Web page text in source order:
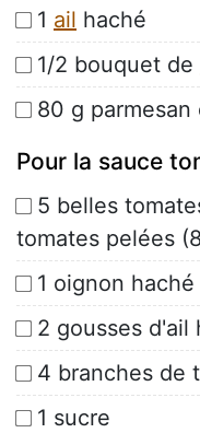
1 ail haché
1/2 bouquet de
80 g parmesan
Pour la sauce
5 belles
tomates pelées
1 oignon haché
2 gousses d'ail
4 branches de
1 sucre